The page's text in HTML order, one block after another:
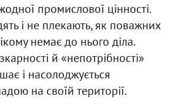
промислової цінності.
і не плекають, як поважних
немає до нього діла.
й «непотрібності»
і насолоджується
на своїй території.